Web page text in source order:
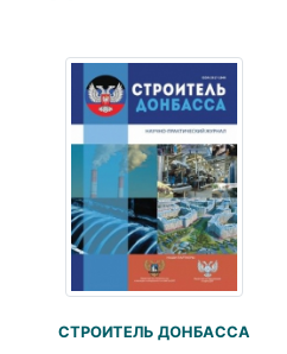
СТРОИТЕЛЬ ДОНБАССА